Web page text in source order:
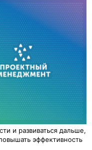
и развиваться дальше,
эффективность